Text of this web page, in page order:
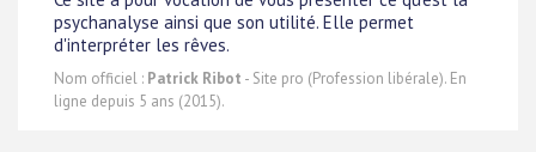
psychanalyse ainsi que son utilité. Elle permet
d'interpréter les rêves.
Nom officiel : Patrick Ribot - Site pro (Profession libérale). En
ligne depuis 5 ans (2015).